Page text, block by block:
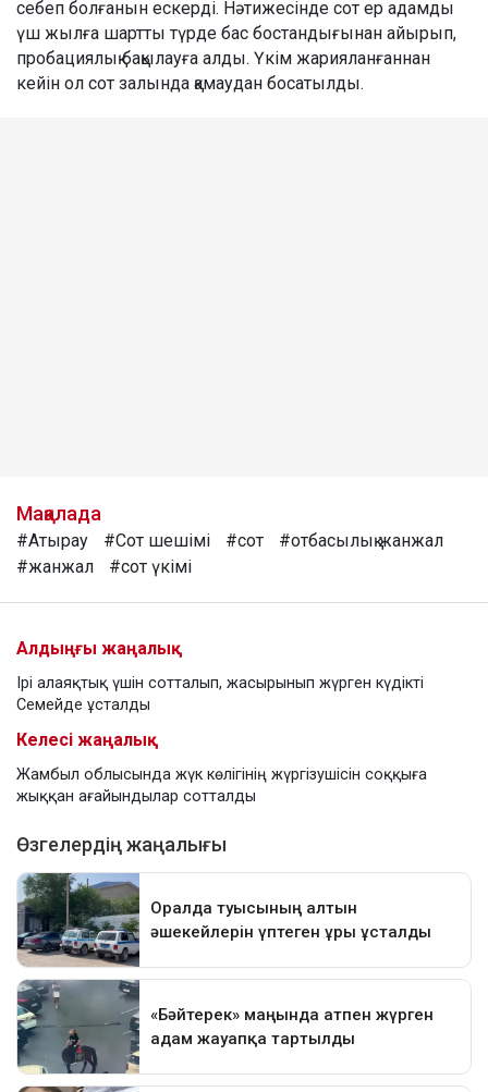
себеп болғанын ескерді. Нәтижесінде сот ер адамды
үш жылға шартты түрде бас бостандығынан айырып,
пробациялық бақылауға алды. Үкім жарияланғаннан
кейін ол сот залында қамаудан босатылды.
Мақалада
#Атырау #Сот шешімі #сот
#отбасылық жанжал
#жанжал
#сот үкімі
Алдыңғы жаңалық
Ірі алаяқтық үшін сотталып, жасырынып жүрген күдікті
Семейде ұсталды
Келесі жаңалық
Жамбыл облысында жүк көлігінің жүргізушісін соққыға
жыққан ағайындылар сотталды